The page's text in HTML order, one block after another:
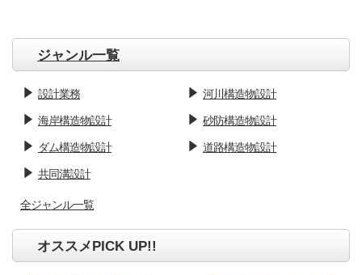
ジャンル一覧
設計業務 河川構造物設計
海岸構造物設計 砂防構造物設計
ダム構造物設計 道路構造物設計
共同溝設計
全ジャンル一覧
オススメPICK UP!!